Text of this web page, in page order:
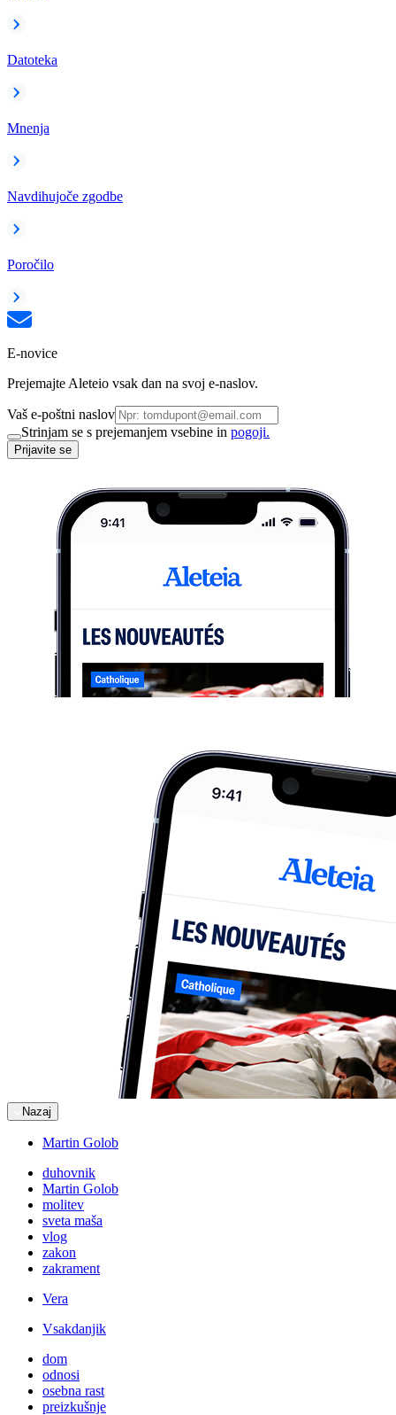
Datoteka
Mnenja
Navdihujoče zgodbe
Poročilo
E-novice
Prejemajte Aleteio vsak dan na svoj e-naslov.
Vaš e-poštni naslov
Strinjam se s prejemanjem vsebine in pogoji.
Prijavite se
Nazaj
Martin Golob
duhovnik
Martin Golob
molitev
sveta maša
vlog
zakon
zakrament
Vera
Vsakdanjik
dom
odnosi
osebna rast
preizkušnje